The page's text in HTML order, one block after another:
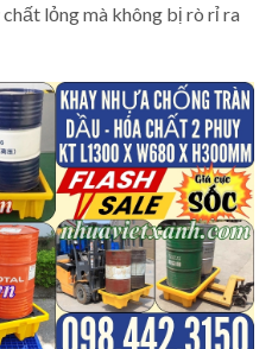
lỏng mà không bị rò rỉ ra